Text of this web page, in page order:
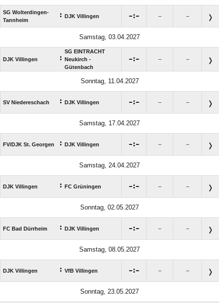
SG Wolterdingen-
Tannheim
: DJK Villingen : – –
Samstag, 03.04.2027
DJK Villingen :
SG EINTRACHT
Neukirch -
Gütenbach
: – –
Sonntag, 11.04.2027
SV Niedereschach : DJK Villingen : – –
Samstag, 17.04.2027
FV/​DJK St. Georgen : DJK Villingen : – –
Samstag, 24.04.2027
DJK Villingen : FC Grüningen : – –
Sonntag, 02.05.2027
FC Bad Dürrheim : DJK Villingen : – –
Samstag, 08.05.2027
DJK Villingen : VfB Villingen : – –
Sonntag, 23.05.2027